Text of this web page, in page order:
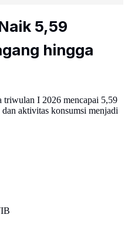
5,59
hingga
triwulan I 2026 mencapai 5,59
dan aktivitas konsumsi menjadi